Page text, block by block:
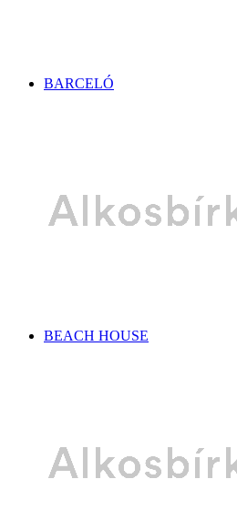
BARCELÓ
BEACH HOUSE